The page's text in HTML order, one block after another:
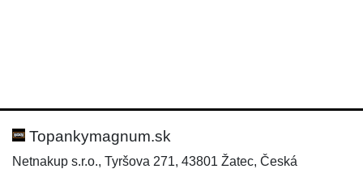
Topankymagnum.sk
Netnakup s.r.o., Tyršova 271, 43801 Žatec, Česká